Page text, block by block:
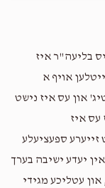
Moishe
2 years ago
Moshe Glick
2 years ago
Hershy it’s a
בליעה"ר איז
אויף א
און עס איז נישט
עס איז
זייערע ספעציעלע
יעדע ישיבה בערך
עטליכע מגידי